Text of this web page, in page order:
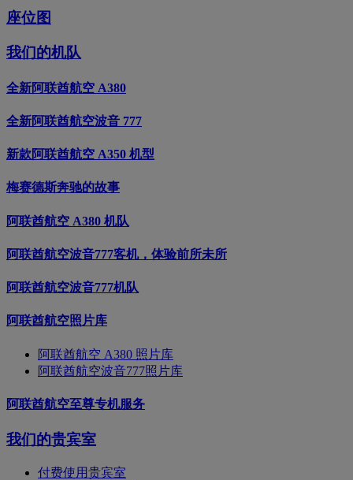
座位图
我们的机队
全新阿联酋航空 A380
全新阿联酋航空波音 777
新款阿联酋航空 A350 机型
梅赛德斯奔驰的故事
阿联酋航空 A380 机队
阿联酋航空波音777客机，体验前所未所
阿联酋航空波音777机队
阿联酋航空照片库
阿联酋航空 A380 照片库
阿联酋航空波音777照片库
阿联酋航空至尊专机服务
我们的贵宾室
付费使用贵宾室